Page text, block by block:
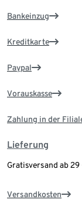
Bankeinzug
Kreditkarte
Paypal
Vorauskasse
Zahlung in der
Lieferung
Gratisversand ab
Versandkosten